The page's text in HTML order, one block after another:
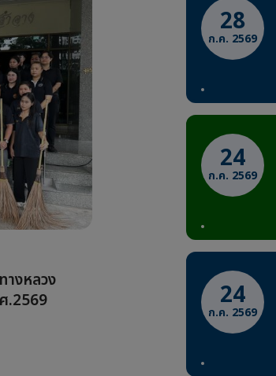
างหลวง
.2569
28
ก.ค. 2569
24
ก.ค. 2569
24
ก.ค. 2569